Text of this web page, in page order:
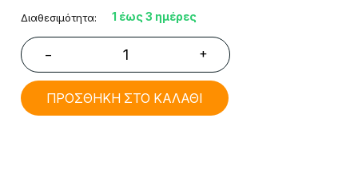
Διαθεσιμότητα: 1 έως 3 ημέρες
− +
ΠΡΟΣΘΗΚΗ ΣΤΟ ΚΑΛΑΘΙ